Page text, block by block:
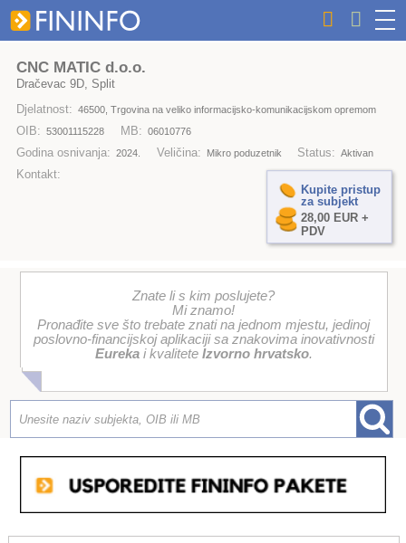
CNC MATIC d.o.o.
Dračevac 9D, Split
Djelatnost: 46500, Trgovina na veliko informacijsko-komunikacijskom opremom
OIB: 53001115228 MB: 06010776
Godina osnivanja: 2024. Veličina: Mikro poduzetnik Status: Aktivan
Kontakt:
Kupite pristup
za subjekt
28,00 EUR +
PDV
Znate li s kim poslujete?
Mi znamo!
Pronađite sve što trebate znati na jednom mjestu, jedinoj
poslovno-financijskoj aplikaciji sa znakovima inovativnosti
Eurekai kvalitete Izvorno hrvatsko.